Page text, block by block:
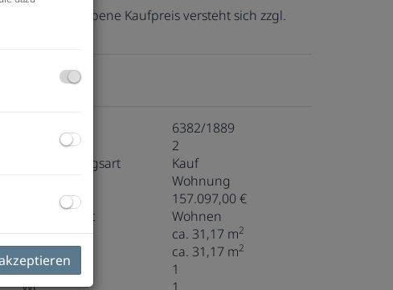
der angegebene Kaufpreis versteht sich zzgl.
Eckdaten
6382/1889
Zimmer
2
Vermarktungsart
Kauf
Wohnung
Kaufpreis
157.097,00 €
Nutzungsart
Wohnen
Fläche
ca. 31,17 m2
Wohnfläche ca. 31,17 m2
Bäder
1